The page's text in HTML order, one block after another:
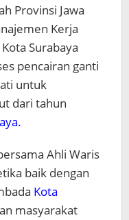
Provinsi Jawa
Kerja
Surabaya
pencairan ganti
untuk
dari tahun
Ahli Waris
baik dengan
Kota
masyarakat